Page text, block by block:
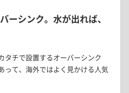
ーシンク。水が出れば、
タチで設置するオーバーシンク
って、海外ではよく見かける人気